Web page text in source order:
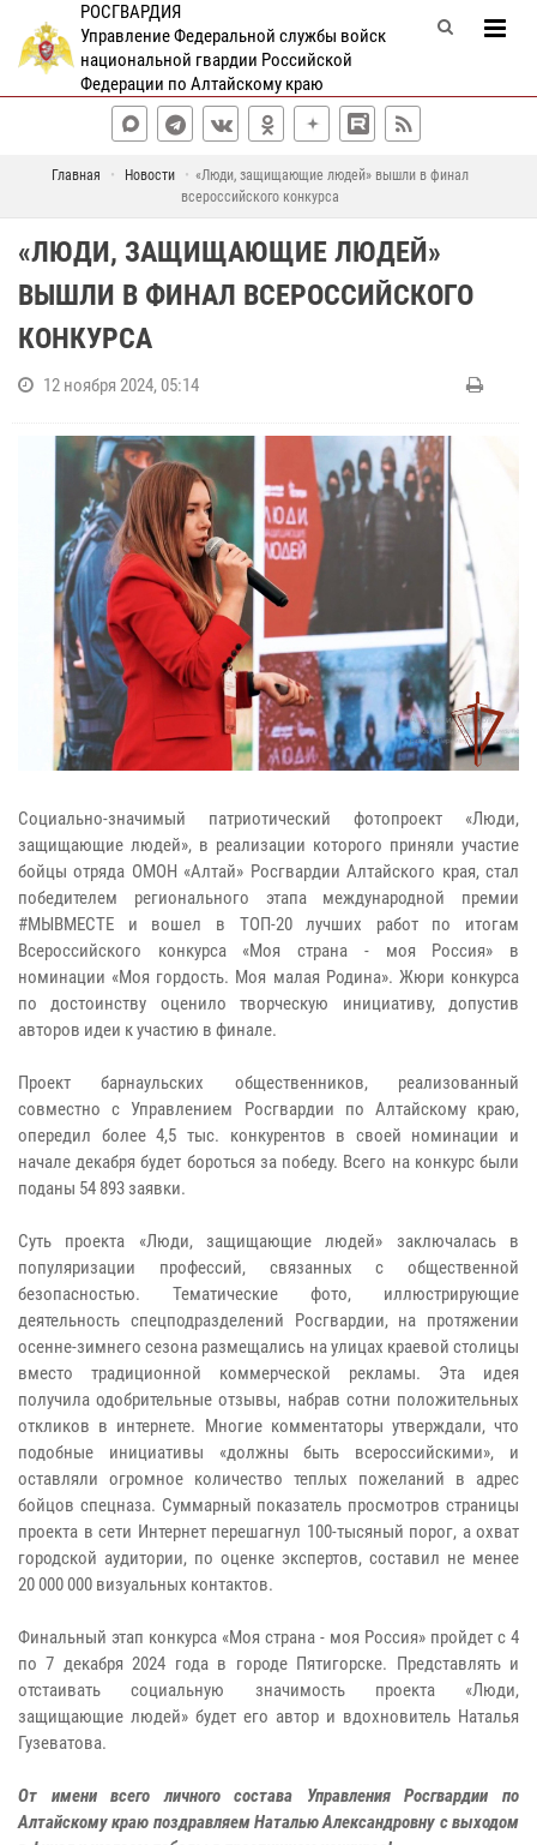
РОСГВАРДИЯ
Управление Федеральной службы войск
национальной гвардии Российской
Федерации по Алтайскому краю
Главная Новости
«Люди, защищающие людей» вышли в финал
всероссийского конкурса
«ЛЮДИ, ЗАЩИЩАЮЩИЕ ЛЮДЕЙ»
ВЫШЛИ В ФИНАЛ ВСЕРОССИЙСКОГО
КОНКУРСА
12 ноября 2024, 05:14
Социально-значимый патриотический фотопроект «Люди,
защищающие людей», в реализации которого приняли участие
бойцы отряда ОМОН «Алтай» Росгвардии Алтайского края, стал
победителем регионального этапа международной премии
#МЫВМЕСТЕ и вошел в ТОП-20 лучших работ по итогам
Всероссийского конкурса «Моя страна - моя Россия» в
номинации «Моя гордость. Моя малая Родина». Жюри конкурса
по достоинству оценило творческую инициативу, допустив
авторов идеи к участию в финале.
Проект барнаульских общественников, реализованный
совместно с Управлением Росгвардии по Алтайскому краю,
опередил более 4,5 тыс. конкурентов в своей номинации и
начале декабря будет бороться за победу. Всего на конкурс были
поданы 54 893 заявки.
Суть проекта «Люди, защищающие людей» заключалась в
популяризации профессий, связанных с общественной
безопасностью. Тематические фото, иллюстрирующие
деятельность спецподразделений Росгвардии, на протяжении
осенне-зимнего сезона размещались на улицах краевой столицы
вместо традиционной коммерческой рекламы. Эта идея
получила одобрительные отзывы, набрав сотни положительных
откликов в интернете. Многие комментаторы утверждали, что
подобные инициативы «должны быть всероссийскими», и
оставляли огромное количество теплых пожеланий в адрес
бойцов спецназа. Суммарный показатель просмотров страницы
проекта в сети Интернет перешагнул 100-тысяный порог, а охват
городской аудитории, по оценке экспертов, составил не менее
20 000 000 визуальных контактов.
Финальный этап конкурса «Моя страна - моя Россия» пройдет с 4
по 7 декабря 2024 года в городе Пятигорске. Представлять и
отстаивать социальную значимость проекта «Люди,
защищающие людей» будет его автор и вдохновитель Наталья
Гузеватова.
От имени всего личного состава Управления Росгвардии по
Алтайскому краю поздравляем Наталью Александровну с выходом